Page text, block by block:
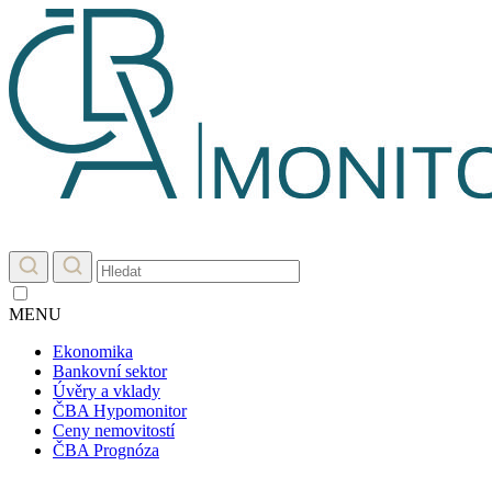
MENU
Ekonomika
Bankovní sektor
Úvěry a vklady
ČBA Hypomonitor
Ceny nemovitostí
ČBA Prognóza